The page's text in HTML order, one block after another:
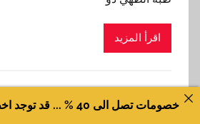
اقرأ المزيد
خصومات تصل الى 40 % ... قد توجد اخطاء .. اتصل بالمبيعات